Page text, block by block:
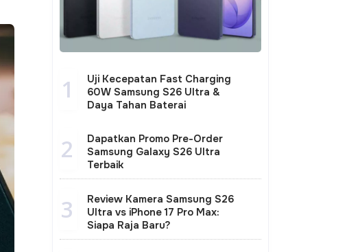
1
Uji Kecepatan Fast Charging
60W Samsung S26 Ultra &
Daya Tahan Baterai
2
Dapatkan Promo Pre-Order
Samsung Galaxy S26 Ultra
Terbaik
3
Review Kamera Samsung S26
Ultra vs iPhone 17 Pro Max:
Siapa Raja Baru?